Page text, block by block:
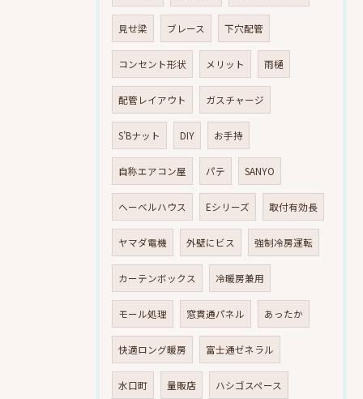
見せ梁 ブレース 下穴配管
コンセント形状 メリット 雨樋
配管レイアウト ガスチャージ
S’Bナット DIY お手持
自称エアコン屋 パテ SANYO
へーベルハウス Eシリーズ 取付有効長
ヤマダ電機 外壁にビス 強制冷房運転
カーテンボックス 冷暖房兼用
モール処理 窓貫通パネル あったか
快適ロング暖房 富士通ゼネラル
水口町 量販店 ハシゴスペース